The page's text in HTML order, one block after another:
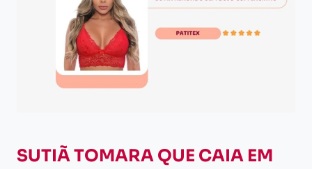
SUTIÃ TOMARA QUE CAIA EM